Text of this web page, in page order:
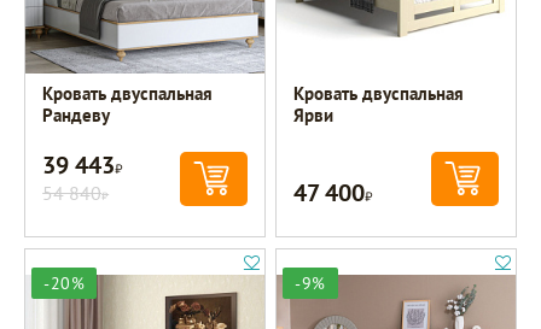
Кровать двуспальная
Рандеву
39 443Р
54 840Р
Кровать двуспальная
Ярви
47 400Р
-20% -9%